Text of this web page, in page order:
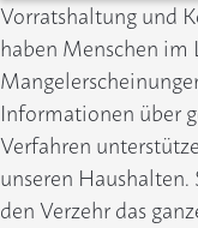
Vorratshaltung und
haben Menschen im
Informationen über
Verfahren
unseren
den Verzehr das